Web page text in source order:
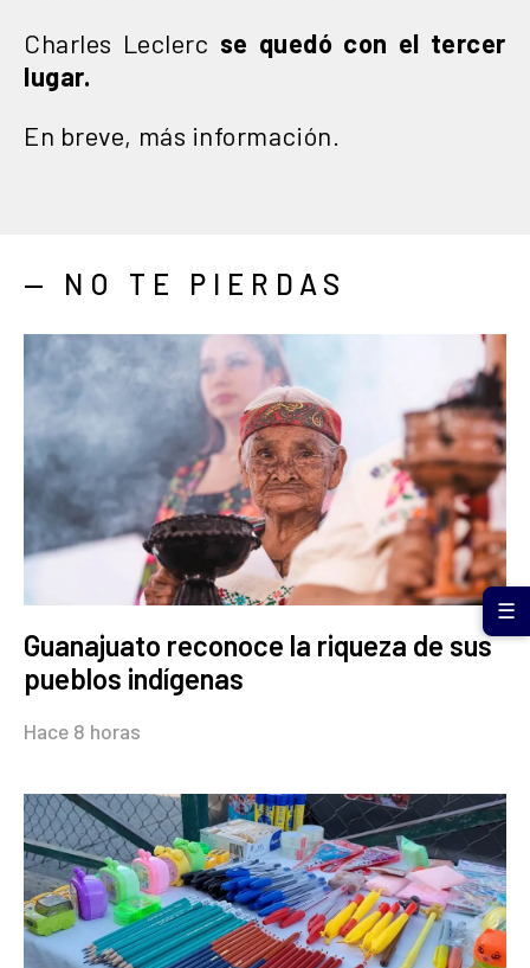
Charles Leclerc se quedó con el tercer
lugar.
En breve, más información.
— NO TE PIERDAS
Guanajuato reconoce la riqueza de sus
pueblos indígenas
Hace 8 horas
☰